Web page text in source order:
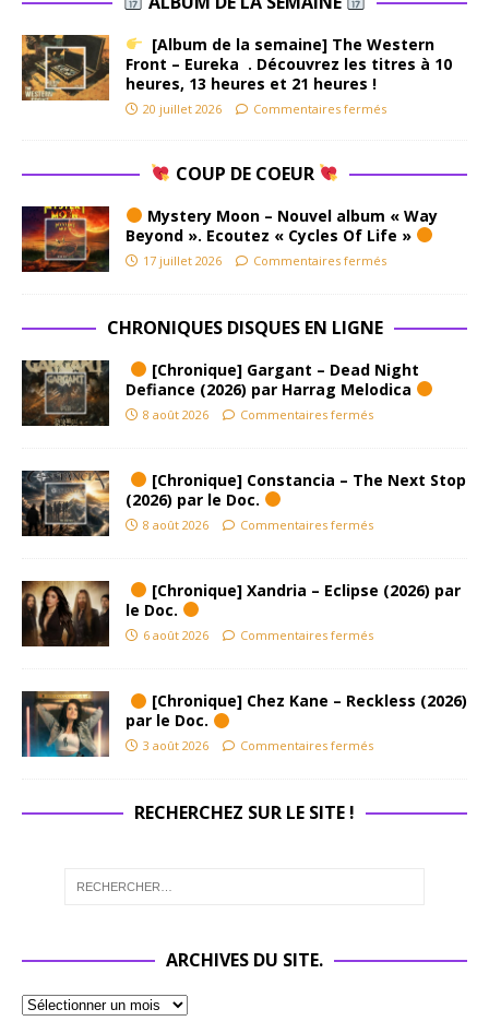
[Album de la semaine] The Western
Front – Eureka . Découvrez les titres à 10
heures, 13 heures et 21 heures !
20 juillet 2026 Commentaires fermés
COUP DE COEUR
Mystery Moon – Nouvel album « Way
Beyond ». Ecoutez « Cycles Of Life »
17 juillet 2026 Commentaires fermés
CHRONIQUES DISQUES EN LIGNE
[Chronique] Gargant – Dead Night
Defiance (2026) par Harrag Melodica
8 août 2026 Commentaires fermés
[Chronique] Constancia – The Next Stop
(2026) par le Doc.
8 août 2026 Commentaires fermés
[Chronique] Xandria – Eclipse (2026) par
le Doc.
6 août 2026 Commentaires fermés
[Chronique] Chez Kane – Reckless (2026)
par le Doc.
3 août 2026 Commentaires fermés
RECHERCHEZ SUR LE SITE !
ARCHIVES DU SITE.